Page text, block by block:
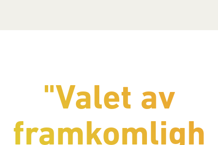
"Valet av
framkomligh